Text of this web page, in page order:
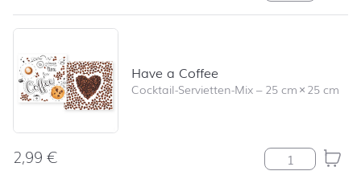
Have a Coffee
Cocktail-Servietten-Mix–25 cm×25 cm
2,99€ Have a Coffee